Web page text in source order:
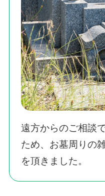
遠方からのご相談
ため、お墓周りの
を頂きました。